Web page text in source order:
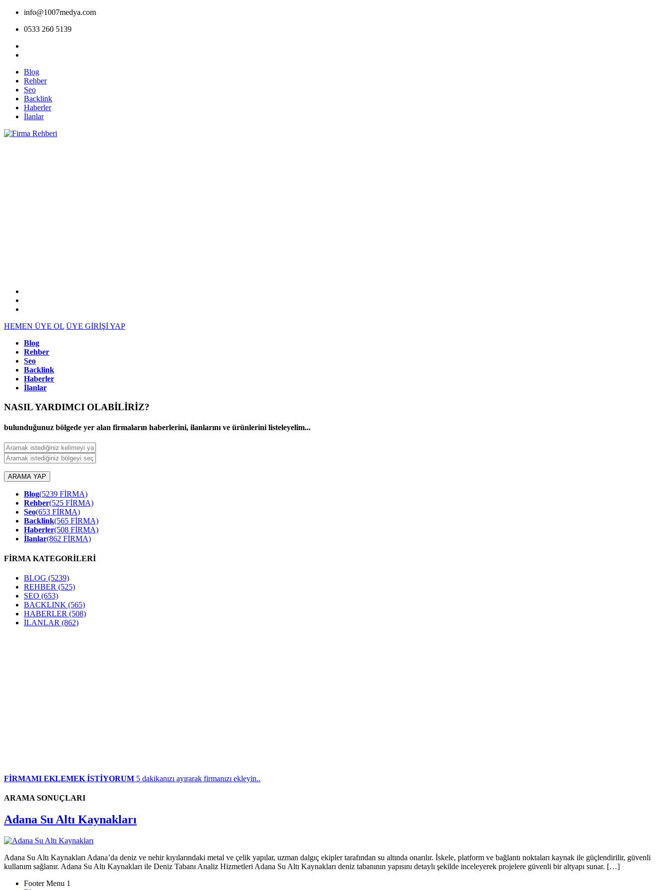
info@1007medya.com
0533 260 5139
Blog
Rehber
Seo
Backlink
Haberler
İlanlar
HEMEN ÜYE OL ÜYE GİRİŞİ YAP
Blog
Rehber
Seo
Backlink
Haberler
İlanlar
NASIL YARDIMCI OLABİLİRİZ?
bulunduğunuz bölgede yer alan firmaların haberlerini, ilanlarını ve ürünlerini listeleyelim...
ARAMA YAP
Blog(5239 FİRMA)
Rehber(525 FİRMA)
Seo(653 FİRMA)
Backlink(565 FİRMA)
Haberler(508 FİRMA)
İlanlar(862 FİRMA)
FİRMA KATEGORİLERİ
BLOG (5239)
REHBER (525)
SEO (653)
BACKLINK (565)
HABERLER (508)
İLANLAR (862)
FİRMAMI EKLEMEK İSTİYORUM 5 dakikanızı ayırarak firmanızı ekleyin..
ARAMA SONUÇLARI
Adana Su Altı Kaynakları
Adana Su Altı Kaynakları Adana’da deniz ve nehir kıyılarındaki metal ve çelik yapılar, uzman dalgıç ekipler tarafından su altında onarılır. İskele, platform ve bağlantı noktaları kaynak ile güçlendirilir, güvenli
kullanım sağlanır. Adana Su Altı Kaynakları ile Deniz Tabanı Analiz Hizmetleri Adana Su Altı Kaynakları deniz tabanının yapısını detaylı şekilde inceleyerek projelere güvenli bir altyapı sunar. […]
Footer Menu 1